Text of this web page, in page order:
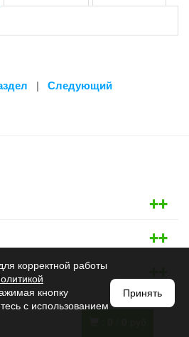
| Следующий
+
+
+
+
+
+
корректной работы
кнопку
с использованием
Принять